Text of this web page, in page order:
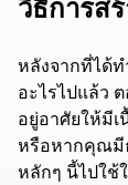
หลังจากที่ได้
อะไรไปแล้ว
อยู่อาศัยให้มี
หรือหากคุณมี
หลักๆ นี้ไปใช้